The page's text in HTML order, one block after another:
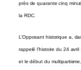
près de quarante cinq
la RDC.
L’Opposant historique a,
rappelé l’histoire du 24
et le début du